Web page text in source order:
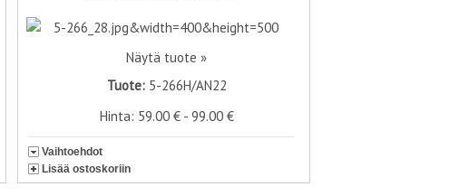
Näytä tuote »
Tuote: 5-266H/AN22
Hinta: 59.00 € - 99.00 €
Vaihtoehdot
Lisää ostoskoriin